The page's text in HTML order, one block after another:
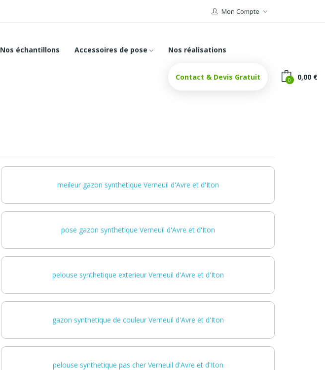
Mon Compte
Nos échantillons Accessoires de pose Nos réalisations
Contact & Devis Gratuit 0 0,00 €
meileur gazon synthetique Verneuil d'Avre et d'Iton
pose gazon synthetique Verneuil d'Avre et d'Iton
pelouse synthetique exterieur Verneuil d'Avre et d'Iton
gazon synthetique de couleur Verneuil d'Avre et d'Iton
pelouse synthetique pas cher Verneuil d'Avre et d'Iton